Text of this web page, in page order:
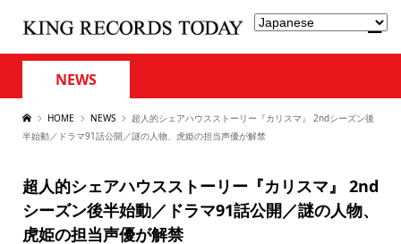
NEWS
HOME NEWS
超人的シェアハウスストーリー『カリスマ』 2ndシーズン後
半始動／ドラマ91話公開／謎の人物、虎姫の担当声優が解禁
超人的シェアハウスストーリー『カリスマ』 2nd
シーズン後半始動／ドラマ91話公開／謎の人物、
虎姫の担当声優が解禁